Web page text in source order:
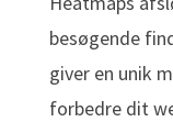
besøgende
giver en unik
forbedre dit